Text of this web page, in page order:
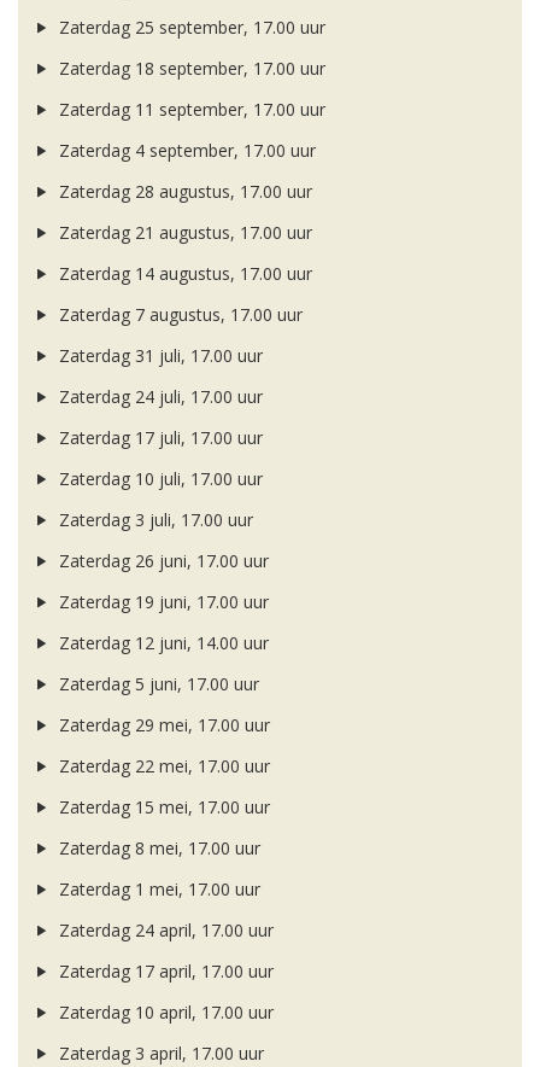
Zaterdag 25 september, 17.00 uur
Zaterdag 18 september, 17.00 uur
Zaterdag 11 september, 17.00 uur
Zaterdag 4 september, 17.00 uur
Zaterdag 28 augustus, 17.00 uur
Zaterdag 21 augustus, 17.00 uur
Zaterdag 14 augustus, 17.00 uur
Zaterdag 7 augustus, 17.00 uur
Zaterdag 31 juli, 17.00 uur
Zaterdag 24 juli, 17.00 uur
Zaterdag 17 juli, 17.00 uur
Zaterdag 10 juli, 17.00 uur
Zaterdag 3 juli, 17.00 uur
Zaterdag 26 juni, 17.00 uur
Zaterdag 19 juni, 17.00 uur
Zaterdag 12 juni, 14.00 uur
Zaterdag 5 juni, 17.00 uur
Zaterdag 29 mei, 17.00 uur
Zaterdag 22 mei, 17.00 uur
Zaterdag 15 mei, 17.00 uur
Zaterdag 8 mei, 17.00 uur
Zaterdag 1 mei, 17.00 uur
Zaterdag 24 april, 17.00 uur
Zaterdag 17 april, 17.00 uur
Zaterdag 10 april, 17.00 uur
Zaterdag 3 april, 17.00 uur